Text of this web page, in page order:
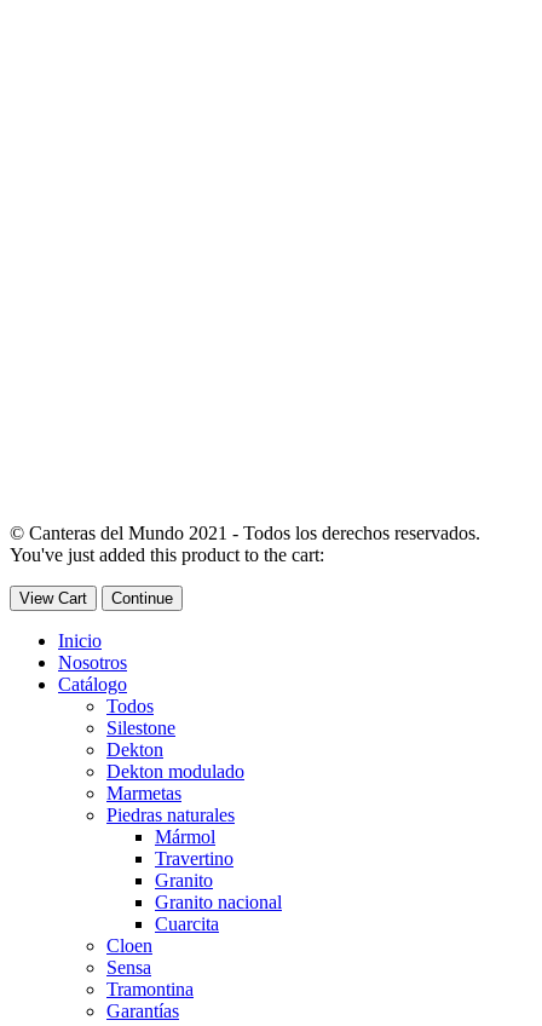
© Canteras del Mundo 2021 - Todos los derechos reservados.
You've just added this product to the cart:
View Cart Continue
Inicio
Nosotros
Catálogo
Todos
Silestone
Dekton
Dekton modulado
Marmetas
Piedras naturales
Mármol
Travertino
Granito
Granito nacional
Cuarcita
Cloen
Sensa
Tramontina
Garantías